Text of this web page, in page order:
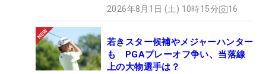
2026年8月1日 (土) 10時15分 16
若きスター候補やメジャーハンター
も PGAプレーオフ争い、当落線
上の大物選手は？